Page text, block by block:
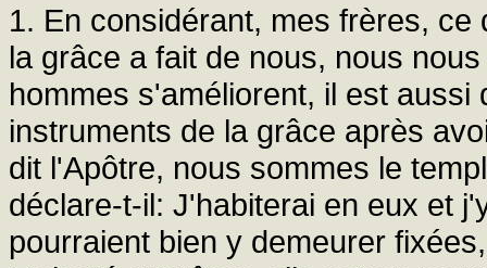
1. En considérant, mes frères,
la grâce a fait de nous, nous
hommes s'améliorent, il est
instruments de la grâce après
dit l'Apôtre, nous sommes le
déclare-t-il: J'habiterai en eux et
pourraient bien y demeurer